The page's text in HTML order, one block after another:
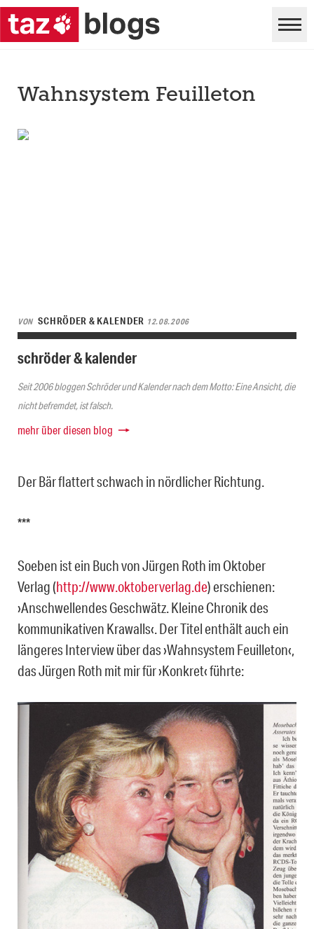
Wahnsystem Feuilleton
VON SCHRÖDER & KALENDER 12.08.2006
schröder & kalender
Seit 2006 bloggen Schröder und Kalender nach dem Motto: Eine Ansicht, die
nicht befremdet, ist falsch.
mehr über diesen blog
Der Bär flattert schwach in nördlicher Richtung.
***
Soeben ist ein Buch von Jürgen Roth im Oktober
Verlag (http://www.oktoberverlag.de) erschienen:
›Anschwellendes Geschwätz. Kleine Chronik des
kommunikativen Krawalls‹. Der Titel enthält auch ein
längeres Interview über das ›Wahnsystem Feuilleton‹,
das Jürgen Roth mit mir für ›Konkret‹ führte: